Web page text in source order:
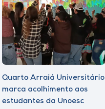
Quarto Arraiá Universitário
marca acolhimento aos
estudantes da Unoesc